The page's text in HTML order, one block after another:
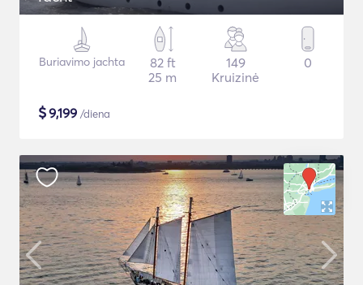
Buriavimo jachta
82 ft
25 m
149
Kruizinė
0
$9,199 /diena